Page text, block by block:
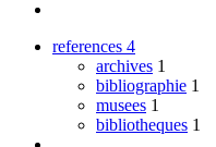
references 4
archives 1
bibliographie 1
musees 1
bibliotheques 1